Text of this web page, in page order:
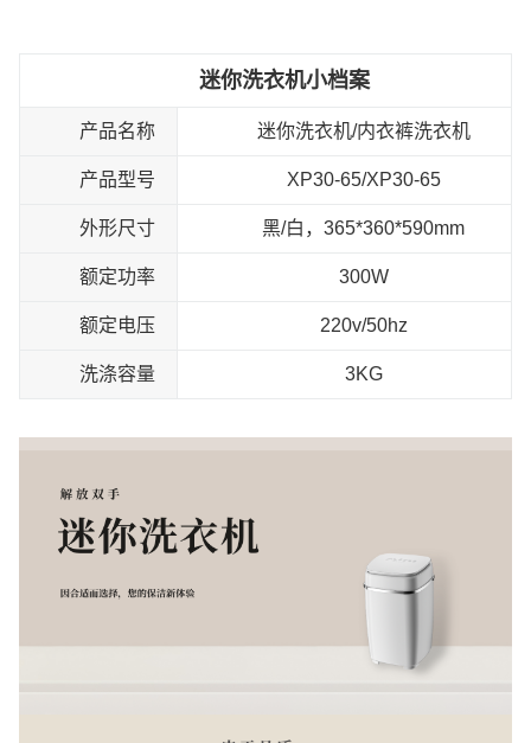
迷你洗衣机小档案
产品名称 迷你洗衣机/内衣裤洗衣机
产品型号 XP30-65/XP30-65
外形尺寸 黑/白，365*360*590mm
额定功率 300W
额定电压 220v/50hz
洗涤容量 3KG